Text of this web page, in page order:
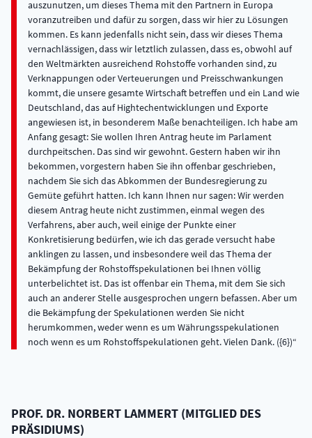
PROF. DR. NORBERT LAMMERT (MITGLIED DES
PRÄSIDIUMS)